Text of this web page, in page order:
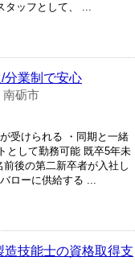
タッフとして、 ...
分業制で安心
南砺市
受けられる ・同期と一緒
として勤務可能 既卒5年未
後の第二新卒者が入社し
ローに供給する ...
技能士の資格取得支